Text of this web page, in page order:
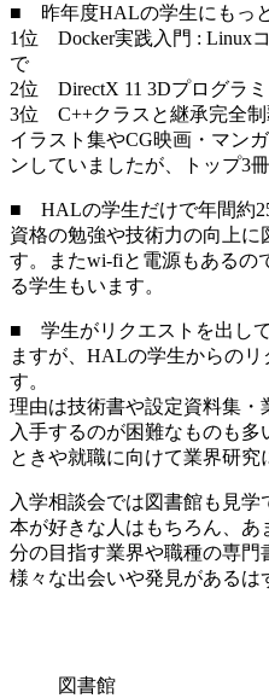
■ 昨年度HALの学生にもっ
1位 Docker実践入門 : Linux
で
2位 DirectX 11 3Dプログラ
3位 C++クラスと継承完全制
イラスト集やCG映画・マン
ンしていましたが、トップ3
■ HALの学生だけで年間約
資格の勉強や技術力の向上
す。またwi-fiと電源もあるの
る学生もいます。
■ 学生がリクエストを出し
ますが、HALの学生からの
す。
理由は技術書や設定資料集
入手するのが困難なものも
ときや就職に向けて業界研究
入学相談会では図書館も見学
本が好きな人はもちろん、あ
分の目指す業界や職種の専門
様々な出会いや発見があるは
図書館